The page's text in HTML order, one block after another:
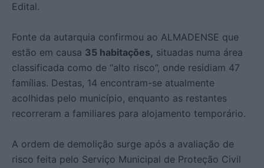
Edital.
Fonte da autarquia confirmou ao ALMADENSE que
estão em causa 35 habitações, situadas numa área
classificada como de “alto risco”, onde residiam 47
famílias. Destas, 14 encontram-se atualmente
acolhidas pelo município, enquanto as restantes
recorreram a familiares para alojamento temporário.
A ordem de demolição surge após a avaliação de
risco feita pelo Serviço Municipal de Proteção Civil